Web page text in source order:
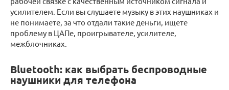
усилителем. Если вы слушаете музыку в этих наушниках и
не понимаете, за что отдали такие деньги, ищете
проблему в ЦАПе, проигрывателе, усилителе,
межблочниках.
Bluetooth: как выбрать беспроводные
наушники для телефона